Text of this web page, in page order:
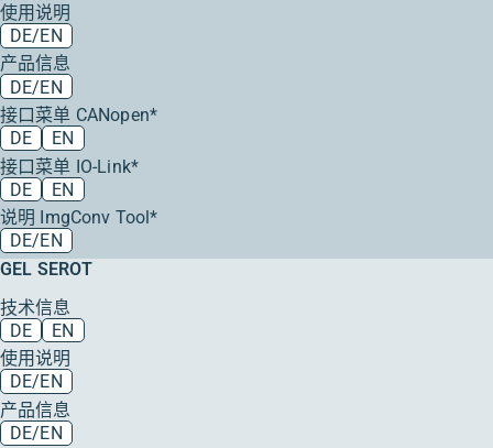
使用说明
DE/EN
产品信息
DE/EN
接口菜单 CANopen*
DE
EN
接口菜单 IO-Link*
DE
EN
说明 ImgConv Tool*
DE/EN
GEL SEROT
技术信息
DE
EN
使用说明
DE/EN
产品信息
DE/EN